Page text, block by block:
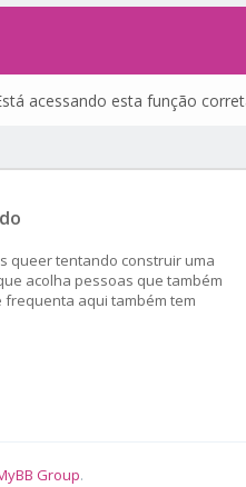
acessando esta função
queer tentando construir uma
acolha pessoas que também
frequenta aqui também tem
Group.